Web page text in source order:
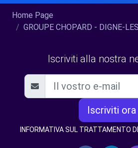
Home Page
GROUPE CHOPARD - DIGNE-
Iscriviti alla nostra
Iscriviti ora
INFORMATIVA SUL TRATTAMENTO